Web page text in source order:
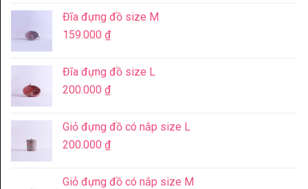
Đĩa đựng đồ size M
159.000 ₫
Đĩa đựng đồ size L
200.000 ₫
Giỏ đựng đồ có nắp size L
200.000 ₫
Giỏ đựng đồ có nắp size M